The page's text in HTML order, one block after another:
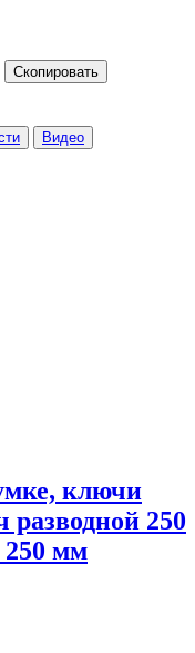
Скопировать
Видео
ключи
250
мм